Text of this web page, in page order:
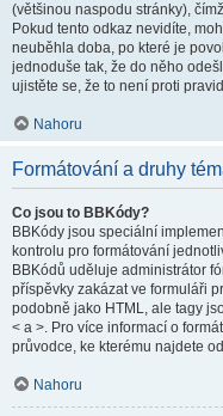
(většinou naspodu stránky),
Pokud tento odkaz nevidíte,
neuběhla doba, po které je
jednoduše tak, že do něho
ujistěte se, že to není proti
Nahoru
Formátování a druhy
Co jsou to BBKódy?
BBKódy jsou speciální
kontrolu pro formátování
BBKódů uděluje administrátor
příspěvky zakázat ve formuláři
podobně jako HTML, ale tagy
< a >. Pro více informací o
průvodce, ke kterému najdete
Nahoru